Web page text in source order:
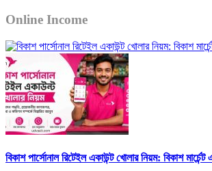
Online Income
বিকাশ পার্সোনাল রিটেইল একাউন্ট খোলার নিয়ম: বিকাশ